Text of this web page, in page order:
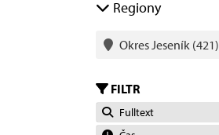
Regiony
Okres Jeseník (421)
FILTR
Fulltext